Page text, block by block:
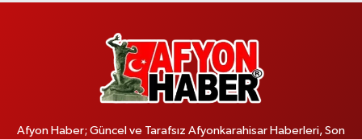
Afyon Haber; Güncel ve Tarafsız Afyonkarahisar Haberleri, Son